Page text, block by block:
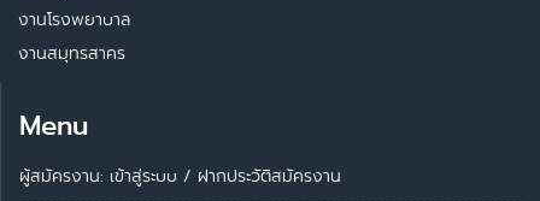
งานโรงพยาบาล
งานสมุทรสาคร
Menu
ผู้สมัครงาน: เข้าสู่ระบบ / ฝากประวัติสมัครงาน